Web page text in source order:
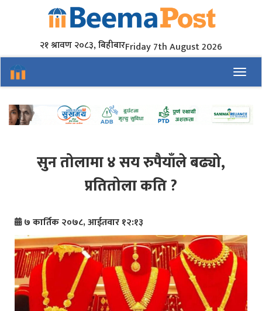
२१ श्रावण २०८३, बिहीबारFriday 7th August 2026
सुन तोलामा ४ सय रुपैयाँले बढ्यो,
प्रतितोला कति ?
७ कार्तिक २०७८, आईतवार १२:१३